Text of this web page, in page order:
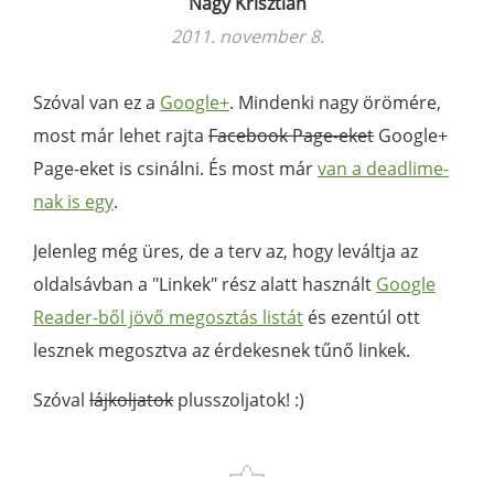
2011. november 8.
Szóval van ez a Google+. Mindenki nagy örömére,
most már lehet rajta Facebook Page-eket Google+
Page-eket is csinálni. És most márvan a deadlime-
nak is egy.
Jelenleg még üres, de a terv az, hogy leváltja az
oldalsávban a "Linkek" rész alatt használt Google
Reader-ből jövő megosztás listát és ezentúl ott
lesznek megosztva az érdekesnek tűnő linkek.
Szóval lájkoljatok plusszoljatok! :)